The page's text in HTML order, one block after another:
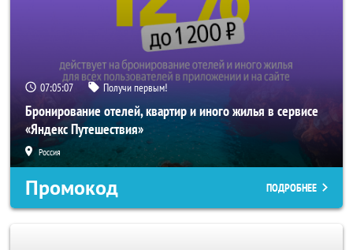
07:05:07 Получи первым!
Бронирование отелей, квартир и иного жилья в сервисе
«Яндекс Путешествия»
Россия
Промокод ПОДРОБНЕЕ